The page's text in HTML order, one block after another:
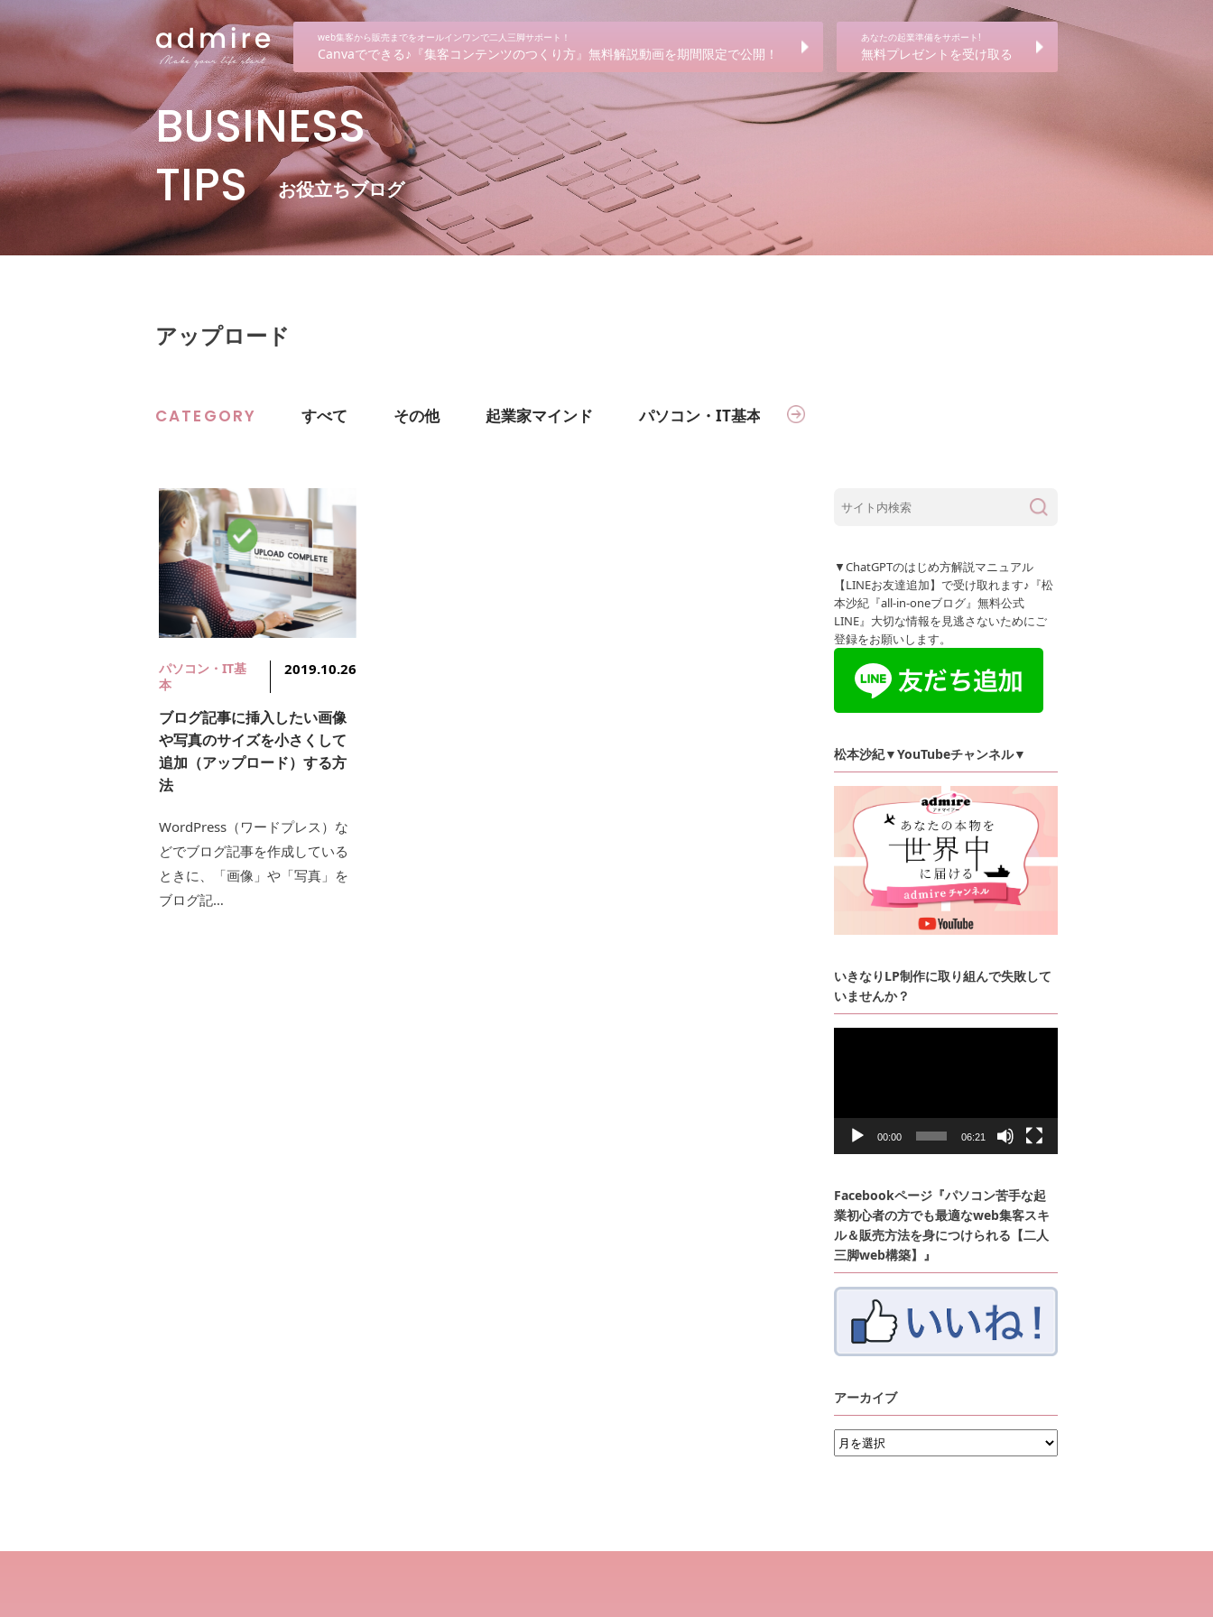
web集客から販売までをオールインワンで二人三脚サポート！
Canvaでできる♪『集客コンテンツのつくり方』無料解説動画を期間限定で公開！
あなたの起業準備をサポート!
無料プレゼントを受け取る
BUSINESS
TIPS
お役立ちブログ
アップロード
CATEGORY すべて その他 起業家マインド パソコン・IT基本
パソコン・IT基
本
2019.10.26
ブログ記事に挿入したい画像
や写真のサイズを小さくして
追加（アップロード）する方
法
WordPress（ワードプレス）な
どでブログ記事を作成している
ときに、「画像」や「写真」を
ブログ記…
▼ChatGPTのはじめ方解説マニュアル
【LINEお友達追加】で受け取れます♪『松
本沙紀『all-in-oneブログ』無料公式
LINE』大切な情報を見逃さないためにご
登録をお願いします。
松本沙紀▼YouTubeチャンネル▼
いきなりLP制作に取り組んで失敗して
いませんか？
動
00:00 06:21
Facebookページ『パソコン苦手な起
業初心者の方でも最適なweb集客スキ
ル＆販売方法を身につけられる【二人
三脚web構築】』
アーカイブ
ア
ー
カ